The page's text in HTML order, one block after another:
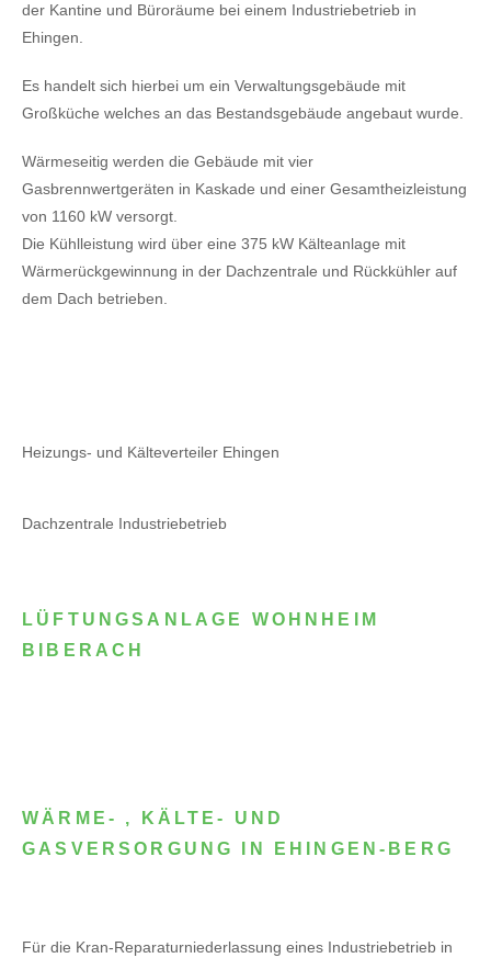
der Kantine und Büroräume bei einem Industriebetrieb in
Ehingen.
Es handelt sich hierbei um ein Verwaltungsgebäude mit
Großküche welches an das Bestandsgebäude angebaut wurde.
Wärmeseitig werden die Gebäude mit vier
Gasbrennwertgeräten in Kaskade und einer Gesamtheizleistung
von 1160 kW versorgt.
Die Kühlleistung wird über eine 375 kW Kälteanlage mit
Wärmerückgewinnung in der Dachzentrale und Rückkühler auf
dem Dach betrieben.
Heizungs- und Kälteverteiler Ehingen
Dachzentrale Industriebetrieb
LÜFTUNGSANLAGE WOHNHEIM
BIBERACH
WÄRME- , KÄLTE- UND
GASVERSORGUNG IN EHINGEN-BERG
Für die Kran-Reparaturniederlassung eines Industriebetrieb in